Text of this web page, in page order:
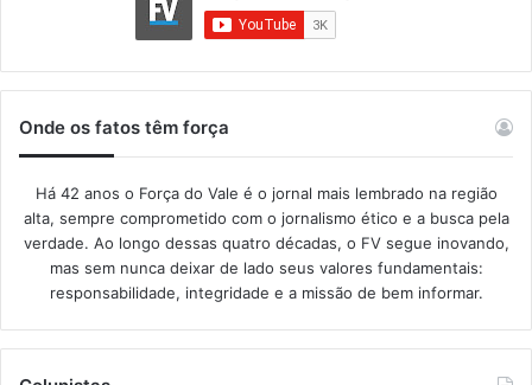
Onde os fatos têm força
Há 42 anos o Força do Vale é o jornal mais lembrado na região
alta, sempre comprometido com o jornalismo ético e a busca pela
verdade. Ao longo dessas quatro décadas, o FV segue inovando,
mas sem nunca deixar de lado seus valores fundamentais:
responsabilidade, integridade e a missão de bem informar.​